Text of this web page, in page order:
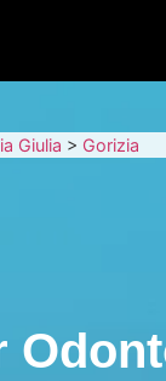
Giulia > Gorizia